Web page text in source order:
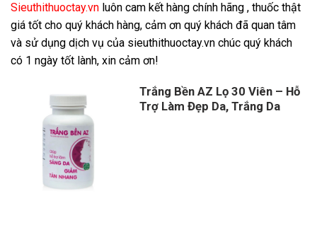
Sieuthithuoctay.vn luôn cam kết hàng chính hãng , thuốc thật
giá tốt cho quý khách hàng, cảm ơn quý khách đã quan tâm
và sử dụng dịch vụ của sieuthithuoctay.vn chúc quý khách
có 1 ngày tốt lành, xin cảm ơn!
Trắng Bền AZ Lọ 30 Viên – Hỗ
Trợ Làm Đẹp Da, Trắng Da